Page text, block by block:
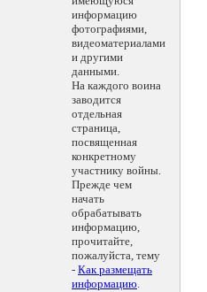
информацию
фотографиями,
видеоматериалами
и другими
данными.
На каждого воина
заводится
отдельная
страница,
посвященная
конкретному
участнику войны.
Прежде чем
начать
обрабатывать
информацию,
прочитайте,
пожалуйста, тему
- Как размещать
информацию.